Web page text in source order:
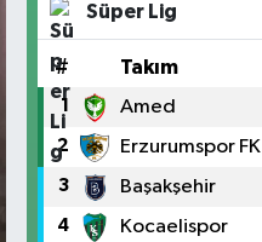
Süper Lig
# Takım
1 Amed
2 Erzurumspor FK
3 Başakşehir
4 Kocaelispor